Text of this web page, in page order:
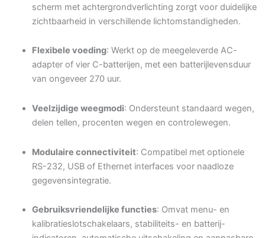
scherm met achtergrondverlichting zorgt voor duidelijke
zichtbaarheid in verschillende lichtomstandigheden.
Flexibele voeding: Werkt op de meegeleverde AC-
adapter of vier C-batterijen, met een batterijlevensduur
van ongeveer 270 uur.
Veelzijdige weegmodi: Ondersteunt standaard wegen,
delen tellen, procenten wegen en controlewegen.
Modulaire connectiviteit: Compatibel met optionele
RS-232, USB of Ethernet interfaces voor naadloze
gegevensintegratie.
Gebruiksvriendelijke functies: Omvat menu- en
kalibratieslotschakelaars, stabiliteits- en batterij-